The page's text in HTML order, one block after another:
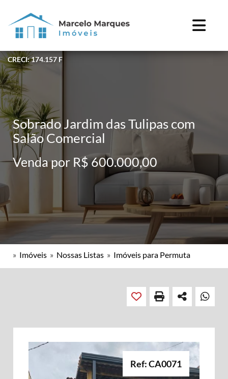
CRECI: 174.157 F
Sobrado Jardim das Tulipas com
Salão Comercial
Venda por R$ 600.000,00
» Imóveis » Nossas Listas » Imóveis para Permuta
Ref: CA0071